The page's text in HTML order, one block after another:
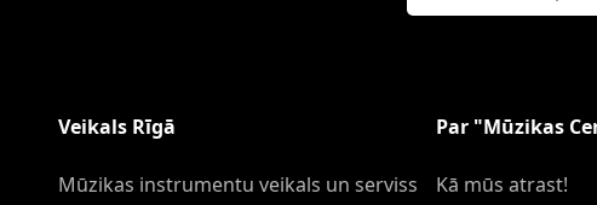
Veikals Rīgā
Mūzikas instrumentu veikals un serviss
Par "Mūzikas
Kā mūs atrast!